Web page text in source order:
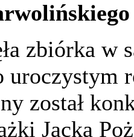
zbiórka w
uroczystym
został
Jacka